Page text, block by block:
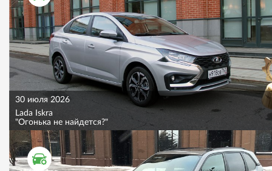
30 июля 2026
Lada Iskra
"Огонька не найдется?"
ТЕСТ ДРАЙВ